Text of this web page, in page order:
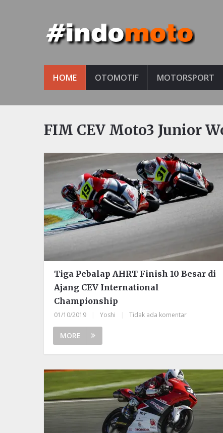
HOME OTOMOTIF MOTORSPORT
FIM CEV Moto3 Junior
Tiga Pebalap AHRT Finish 10 Besar di
Ajang CEV International
Championship
01/10/2019 Yoshi Tidak ada komentar
MORE